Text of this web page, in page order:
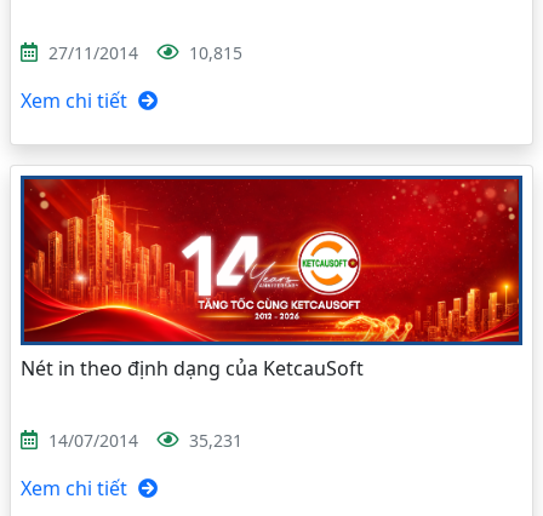
27/11/2014 10,815
Xem chi tiết
Nét in theo định dạng của KetcauSoft
14/07/2014 35,231
Xem chi tiết